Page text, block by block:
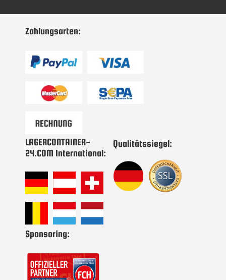
an:
Zahlungsarten:
LAGERCONTAINER-
24.COM International:
Qualitätssiegel:
Sponsoring: